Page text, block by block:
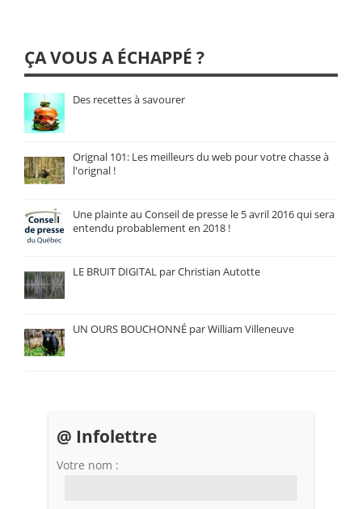
ÇA VOUS A ÉCHAPPÉ ?
Des recettes à savourer
Orignal 101: Les meilleurs du web pour votre chasse à
l'orignal !
Une plainte au Conseil de presse le 5 avril 2016 qui sera
entendu probablement en 2018 !
LE BRUIT DIGITAL par Christian Autotte
UN OURS BOUCHONNÉ par William Villeneuve
@ Infolettre
Votre nom :